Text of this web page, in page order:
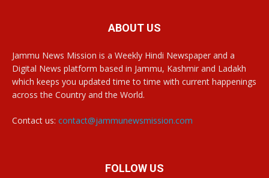
ABOUT US
Jammu News Mission is a Weekly Hindi Newspaper and a
Digital News platform based in Jammu, Kashmir and Ladakh
which keeps you updated time to time with current happenings
across the Country and the World.
Contact us: contact@jammunewsmission.com
FOLLOW US